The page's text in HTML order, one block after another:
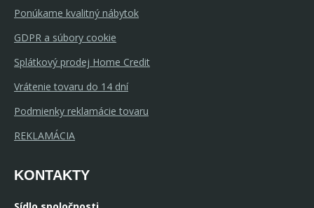
Ponúkame kvalitný nábytok
GDPR a súbory cookie
Splátkový prodej Home Credit
Vrátenie tovaru do 14 dní
Podmienky reklamácie tovaru
REKLAMÁCIA
KONTAKTY